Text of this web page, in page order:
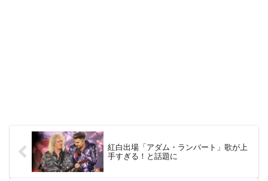
紅白出場「アダム・ランバート」歌が上
手すぎる！と話題に